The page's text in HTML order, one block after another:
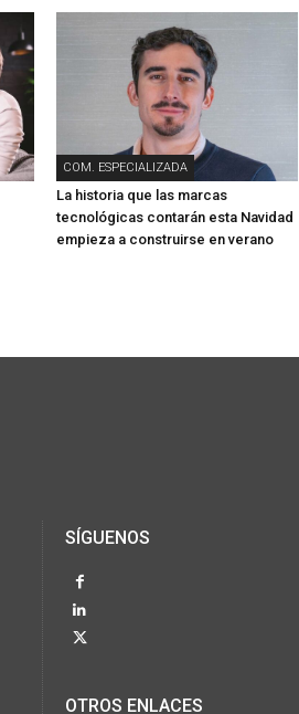
COM. ESPECIALIZADA
La historia que las marcas
tecnológicas contarán esta Navidad
empieza a construirse en verano
SÍGUENOS
OTROS ENLACES